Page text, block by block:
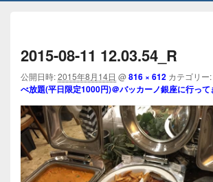
2015-08-11 12.03.54_R
公開日時:2015年8月14日 @816 × 612 カテゴリー:
べ放題(平日限定1000円)＠バッカーノ銀座に行って